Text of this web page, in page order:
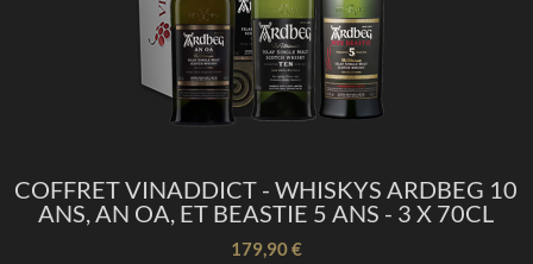
COFFRET VINADDICT - WHISKYS ARDBEG 10
ANS, AN OA, ET BEASTIE 5 ANS - 3 X 70CL
179,90 €